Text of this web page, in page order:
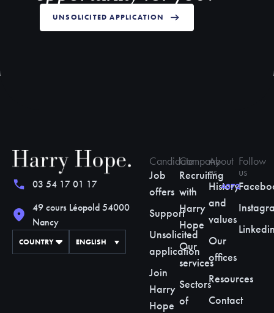
UNSOLICITED APPLICATION
03 54 17 01 17
49 cours Léopold 54000
Nancy
COUNTRY ENGLISH
Candidate
Job
offers
Support
Unsolicited
application
Join
Harry
Hope
4072
Company
Recruiting
with
Harry
Hope
Our
services
Sectors
of
About
us
History
and
values
Our
offices
Resources
Contact
Follow
us